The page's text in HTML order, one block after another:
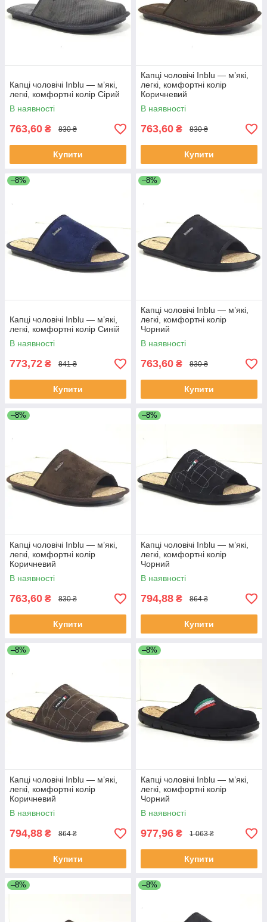
Капці чоловічі Inblu — м’які,
легкі, комфортні колір Сірий
В наявності
763,60 ₴ 830 ₴
Купити
Капці чоловічі Inblu — м’які,
легкі, комфортні колір
Коричневий
В наявності
763,60 ₴ 830 ₴
Купити
–8%
Капці чоловічі Inblu — м’які,
легкі, комфортні колір Синій
В наявності
773,72 ₴ 841 ₴
Купити
–8%
Капці чоловічі Inblu — м’які,
легкі, комфортні колір
Чорний
В наявності
763,60 ₴ 830 ₴
Купити
–8%
Капці чоловічі Inblu — м’які,
легкі, комфортні колір
Коричневий
В наявності
763,60 ₴ 830 ₴
Купити
–8%
Капці чоловічі Inblu — м’які,
легкі, комфортні колір
Чорний
В наявності
794,88 ₴ 864 ₴
Купити
–8%
Капці чоловічі Inblu — м’які,
легкі, комфортні колір
Коричневий
В наявності
794,88 ₴ 864 ₴
Купити
–8%
Капці чоловічі Inblu — м’які,
легкі, комфортні колір
Чорний
В наявності
977,96 ₴ 1 063 ₴
Купити
–8% –8%